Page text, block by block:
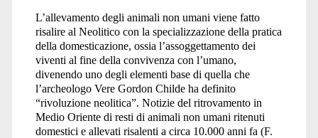
L’allevamento degli animali non umani viene fatto
risalire al Neolitico con la specializzazione della pratica
della domesticazione, ossia l’assoggettamento dei
viventi al fine della convivenza con l’umano,
divenendo uno degli elementi base di quella che
l’archeologo Vere Gordon Childe ha definito
“rivoluzione neolitica”. Notizie del ritrovamento in
Medio Oriente di resti di animali non umani ritenuti
domestici e allevati risalenti a circa 10.000 anni fa (F.